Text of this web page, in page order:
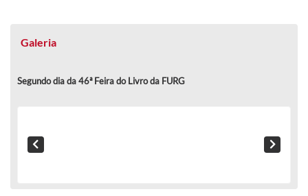
Galeria
Segundo dia da 46ª Feira do Livro da FURG